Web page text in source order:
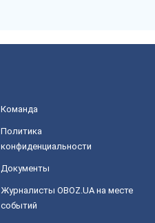
Команда
Политика
конфиденциальности
Документы
Журналисты OBOZ.UA на месте
событий